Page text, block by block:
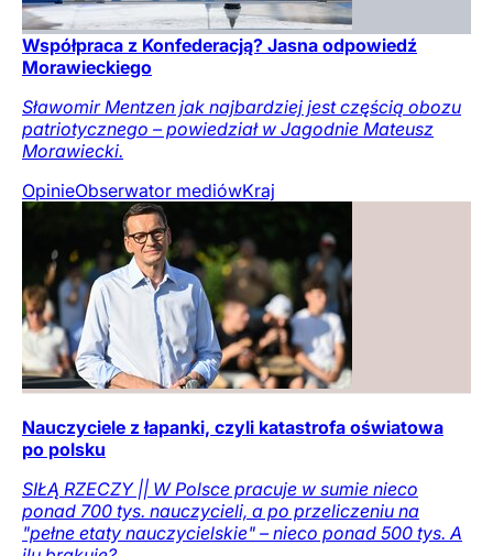
Współpraca z Konfederacją? Jasna odpowiedź
Morawieckiego
Sławomir Mentzen jak najbardziej jest częścią obozu
patriotycznego – powiedział w Jagodnie Mateusz
Morawiecki.
OpinieObserwator mediówKraj
Nauczyciele z łapanki, czyli katastrofa oświatowa
po polsku
SIŁĄ RZECZY || W Polsce pracuje w sumie nieco
ponad 700 tys. nauczycieli, a po przeliczeniu na
"pełne etaty nauczycielskie" – nieco ponad 500 tys. A